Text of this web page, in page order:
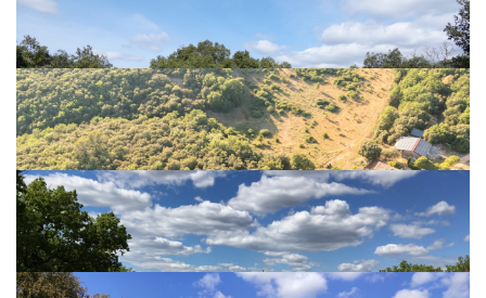
HUILE D'OLIVE
SUR PLACE
MIEL & ABEILLE
SUR PLACE